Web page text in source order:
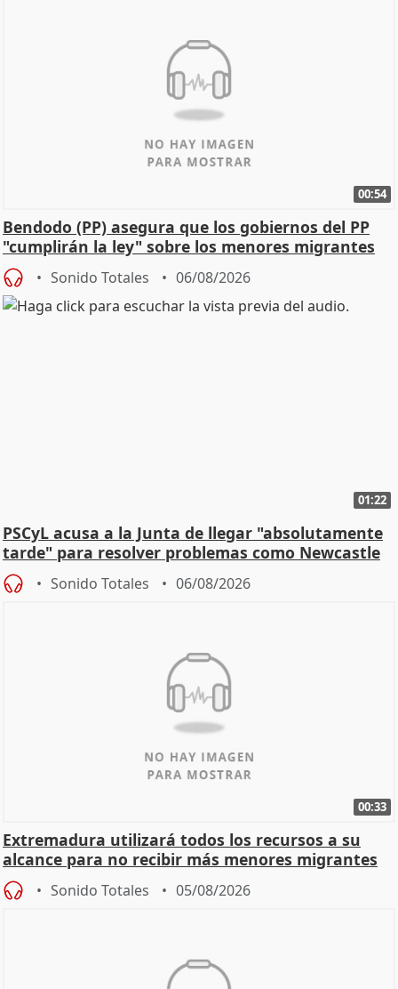
00:54
Bendodo (PP) asegura que los gobiernos del PP
"cumplirán la ley" sobre los menores migrantes
Sonido Totales 06/08/2026
01:22
PSCyL acusa a la Junta de llegar "absolutamente
tarde" para resolver problemas como Newcastle
Sonido Totales 06/08/2026
00:33
Extremadura utilizará todos los recursos a su
alcance para no recibir más menores migrantes
Sonido Totales 05/08/2026